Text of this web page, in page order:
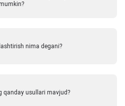
nima degani?
qanday usullari mavjud?